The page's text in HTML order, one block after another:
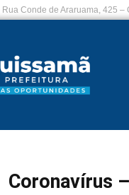
Rua Conde de Araruama, 425
Coronavírus